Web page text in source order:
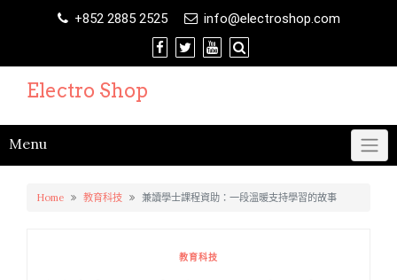
+852 2885 2525 info@electroshop.com
Electro Shop
Menu
Home 教育科技 兼讀學士課程資助：一段溫暖支持學習的故事
教育科技